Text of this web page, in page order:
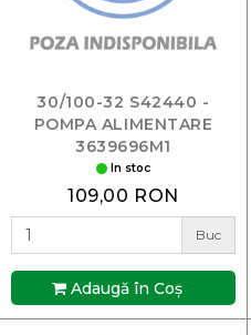
30/100-32 S42440 -
POMPA ALIMENTARE
3639696M1
In stoc
109,00 RON
Buc
Adaugă în Coş